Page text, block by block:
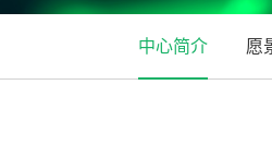
中心简介 愿